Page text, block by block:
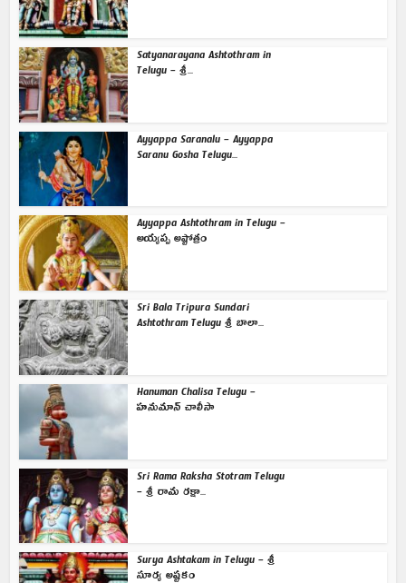
Satyanarayana Ashtothram in
Telugu – శ్రీ...
Ayyappa Saranalu – Ayyappa
Saranu Gosha Telugu...
Ayyappa Ashtothram in Telugu –
అయ్యప్ప అష్టోత్రం
Sri Bala Tripura Sundari
Ashtothram Telugu శ్రీ బాలా...
Hanuman Chalisa Telugu –
హనుమాన్ చాలీసా
Sri Rama Raksha Stotram Telugu
– శ్రీ రామ రక్షా...
Surya Ashtakam in Telugu – శ్రీ
సూర్య అష్టకం